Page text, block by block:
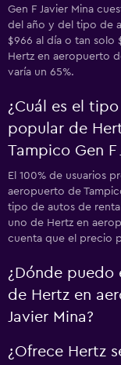
Gen F Javier Mina
del año y del tipo de
$966 al día o tan solo
Hertz en aeropuerto
varía un 65%.
¿Cuál es el
popular de
Tampico Gen F
El 100% de usuarios
aeropuerto de
tipo de autos de
uno de Hertz en
cuenta que el precio
¿Dónde puedo
de Hertz en
Javier Mina?
¿Ofrece Hertz